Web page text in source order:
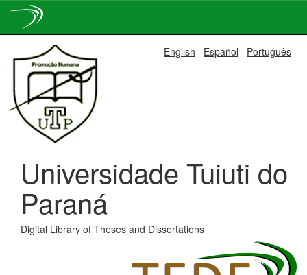
navigation
English Español Português
Universidade Tuiuti do
Paraná
Digital Library of Theses and Dissertations